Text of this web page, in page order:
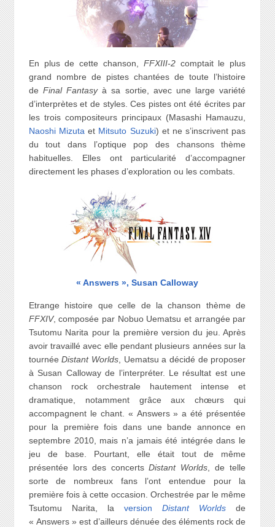
En plus de cette chanson, FFXIII-2comptait le plus
grand nombre de pistes chantées de toute l’histoire
deFinal Fantasyà sa sortie, avec une large variété
d’interprètes et de styles. Ces pistes ont été écrites par
les trois compositeurs principaux (Masashi Hamauzu,
Naoshi Mizuta et Mitsuto Suzuki) et ne s’inscrivent pas
du tout dans l’optique pop des chansons thème
habituelles. Elles ont particularité d’accompagner
directement les phases d’exploration ou les combats.
« Answers », Susan Calloway
Etrange histoire que celle de la chanson thème de
FFXIV, composée par Nobuo Uematsu et arrangée par
Tsutomu Narita pour la première version du jeu. Après
avoir travaillé avec elle pendant plusieurs années sur la
tournéeDistant Worlds , Uematsu a décidé de proposer
à Susan Calloway de l’interpréter. Le résultat est une
chanson rock orchestrale hautement intense et
dramatique, notamment grâce aux chœurs qui
accompagnent le chant. « Answers » a été présentée
pour la première fois dans une bande annonce en
septembre 2010, mais n’a jamais été intégrée dans le
jeu de base. Pourtant, elle était tout de même
présentée lors des concertsDistant Worlds , de telle
sorte de nombreux fans l’ont entendue pour la
première fois à cette occasion. Orchestrée par le même
Tsutomu Narita, la versionDistant Worlds de
« Answers » est d’ailleurs dénuée des éléments rock de